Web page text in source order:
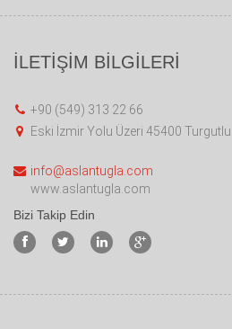
İLETİŞİM BİLGİLERİ
+90 (549) 313 22 66
Eski İzmir Yolu Üzeri 45400
info@aslantugla.com
www.aslantugla.com
Bizi Takip Edin